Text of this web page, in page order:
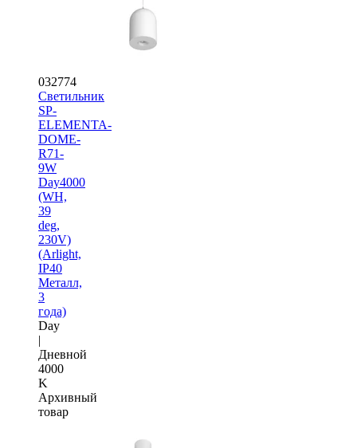
032774
Светильник
SP-
ELEMENTA-
DOME-
R71-
9W
Day4000
(WH,
39
deg,
230V)
(Arlight,
IP40
Металл,
3
года)
Day
|
Дневной
4000
K
Архивный
товар